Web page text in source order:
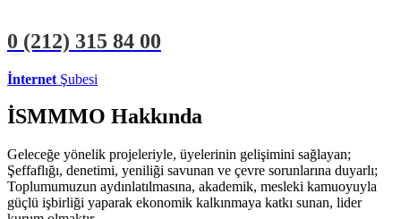
0 (212) 315 84 00
İnternet Şubesi
İSMMMO Hakkında
Geleceğe yönelik projeleriyle, üyelerinin gelişimini sağlayan;
Şeffaflığı, denetimi, yeniliği savunan ve çevre sorunlarına duyarlı;
Toplumumuzun aydınlatılmasına, akademik, mesleki kamuoyuyla
güçlü işbirliği yaparak ekonomik kalkınmaya katkı sunan, lider